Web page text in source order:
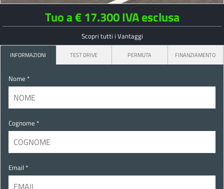
Tuo a € 17.300 IVA esclusa
Scopri tutti i Vantaggi
INFORMAZIONI TEST DRIVE PERMUTA FINANZIAMENTO
Nome *
Cognome *
Email *